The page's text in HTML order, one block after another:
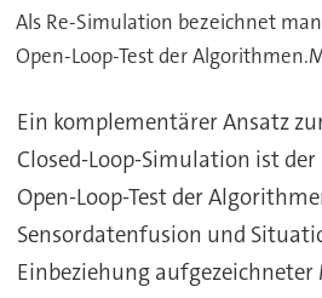
Als Re-Simulation bezeichnet
Open-Loop-Test der
Ein komplementärer Ansatz
Closed-Loop-Simulation ist
Open-Loop-Test der
Sensordatenfusion und
Einbeziehung aufgezeichneter